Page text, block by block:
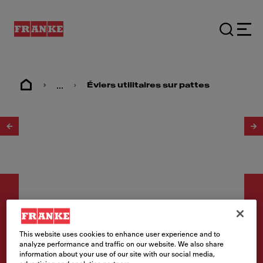
... Éviers utilitaires sur pattes
Éviers sur pattes
This website uses cookies to enhance user experience and to
analyze performance and traffic on our website. We also share
information about your use of our site with our social media,